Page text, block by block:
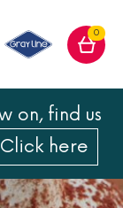
0
on, find us
Click here
Cruzeiro